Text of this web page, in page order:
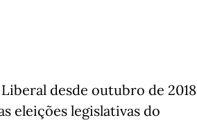
desde outubro de 2018
eleições legislativas do